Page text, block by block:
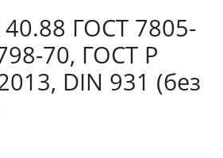
ГОСТ 7805-
70, ГОСТ Р
DIN 931 (без